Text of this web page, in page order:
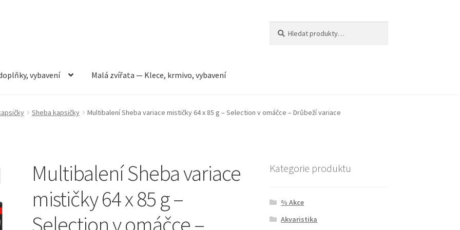
vybavení Malá zvířata — Klece, krmivo, vybavení
vybavení Můj účet Obchod Pokladna Vše pro kočky
Sheba kapsičky Multibalení Sheba variace mističky 64 x 85 g – Selection v omáčce – Drůbeží variace
Multibalení Sheba variace
mističky 64 x 85 g –
Selection v omáčce –
Kategorie produktu
% Akce
Akvaristika